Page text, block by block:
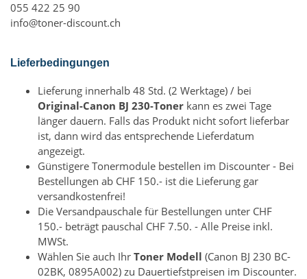
055 422 25 90
info@toner-discount.ch
Lieferbedingungen
Lieferung innerhalb 48 Std. (2 Werktage) / bei
Original-Canon BJ 230-Toner kann es zwei Tage
länger dauern. Falls das Produkt nicht sofort lieferbar
ist, dann wird das entsprechende Lieferdatum
angezeigt.
Günstigere Tonermodule bestellen im Discounter - Bei
Bestellungen ab CHF 150.- ist die Lieferung gar
versandkostenfrei!
Die Versandpauschale für Bestellungen unter CHF
150.- beträgt pauschal CHF 7.50. - Alle Preise inkl.
MWSt.
Wählen Sie auch Ihr Toner Modell (Canon BJ 230 BC-
02BK, 0895A002) zu Dauertiefstpreisen im Discounter.